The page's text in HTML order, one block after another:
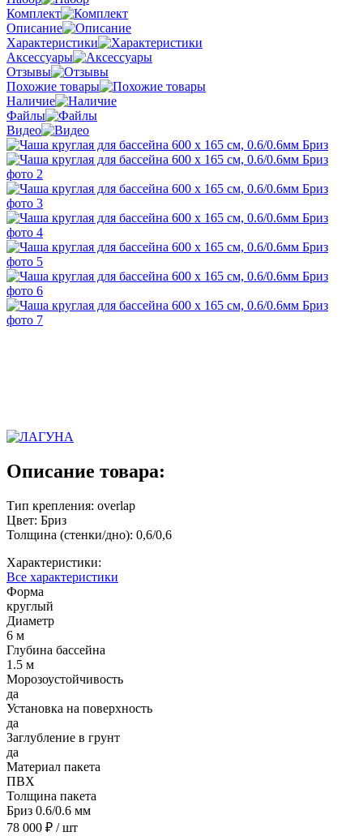
Комплект
Описание
Характеристики
Аксессуары
Отзывы
Похожие товары
Наличие
Файлы
Видео
Описание товара:
Тип крепления: overlap
Цвет: Бриз
Толщина (стенки/дно): 0,6/0,6
Характеристики:
Все характеристики
Форма
круглый
Диаметр
6 м
Глубина бассейна
1.5 м
Морозоустойчивость
да
Установка на поверхность
да
Заглубление в грунт
да
Материал пакета
ПВХ
Толщина пакета
Бриз 0.6/0.6 мм
78 000 ₽ / шт